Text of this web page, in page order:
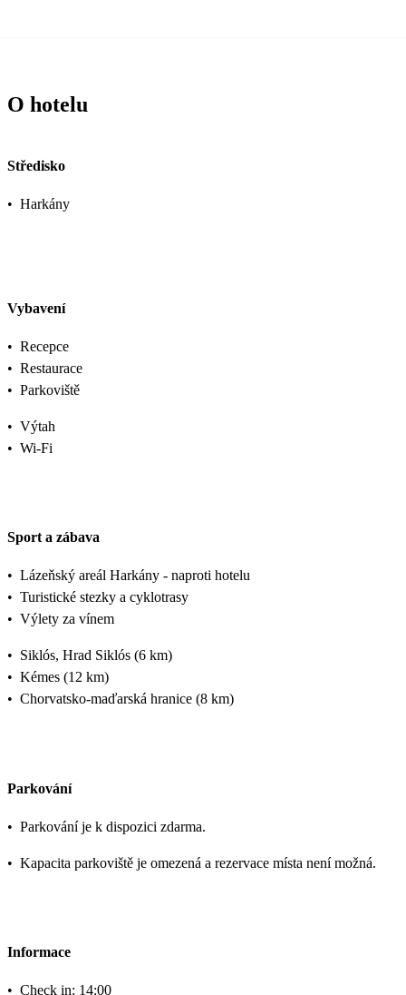
O hotelu
Středisko
• Harkány
Vybavení
• Recepce
• Restaurace
• Parkoviště
• Výtah
• Wi-Fi
Sport a zábava
• Lázeňský areál Harkány - naproti hotelu
• Turistické stezky a cyklotrasy
• Výlety za vínem
• Siklós, Hrad Siklós (6 km)
• Kémes (12 km)
• Chorvatsko-maďarská hranice (8 km)
Parkování
• Parkování je k dispozici zdarma.
• Kapacita parkoviště je omezená a rezervace místa není možná.
Informace
• Check in: 14:00